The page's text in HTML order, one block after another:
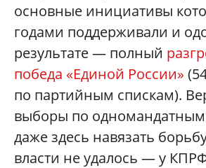
основные инициативы
годами поддерживали и
результате — полный
победа «Единой России»
по партийным спискам).
выборы по одномандатным
даже здесь навязать
власти не удалось — у